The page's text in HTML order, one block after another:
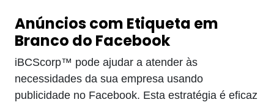
Anúncios com Etiqueta em
Branco do Facebook
iBCScorp™ pode ajudar a atender às
necessidades da sua empresa usando
publicidade no Facebook. Esta estratégia é eficaz